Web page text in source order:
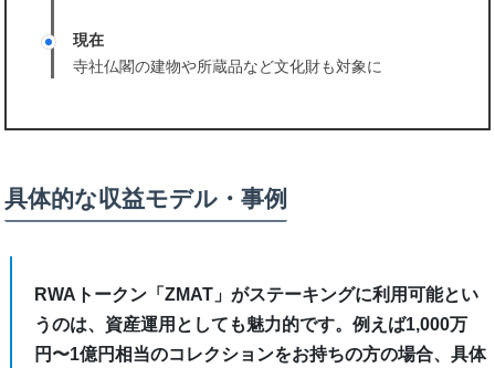
現在
寺社仏閣の建物や所蔵品など文化財も対象に
具体的な収益モデル・事例
RWAトークン「ZMAT」がステーキングに利用可能とい
うのは、資産運用としても魅力的です。例えば1,000万
円〜1億円相当のコレクションをお持ちの方の場合、具体